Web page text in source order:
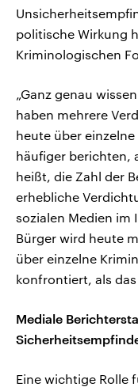
politische Wirkung
Kriminologischen
„Ganz genau
haben mehrere
heute über
häufiger berichten,
heißt, die Zahl der
erhebliche
sozialen Medien im
Bürger wird heute
über einzelne
konfrontiert, als das
Mediale
Eine wichtige Rolle